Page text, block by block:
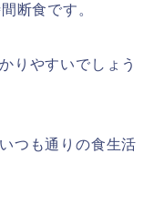
断食です。
りやすいでしょう
つも通りの食生活